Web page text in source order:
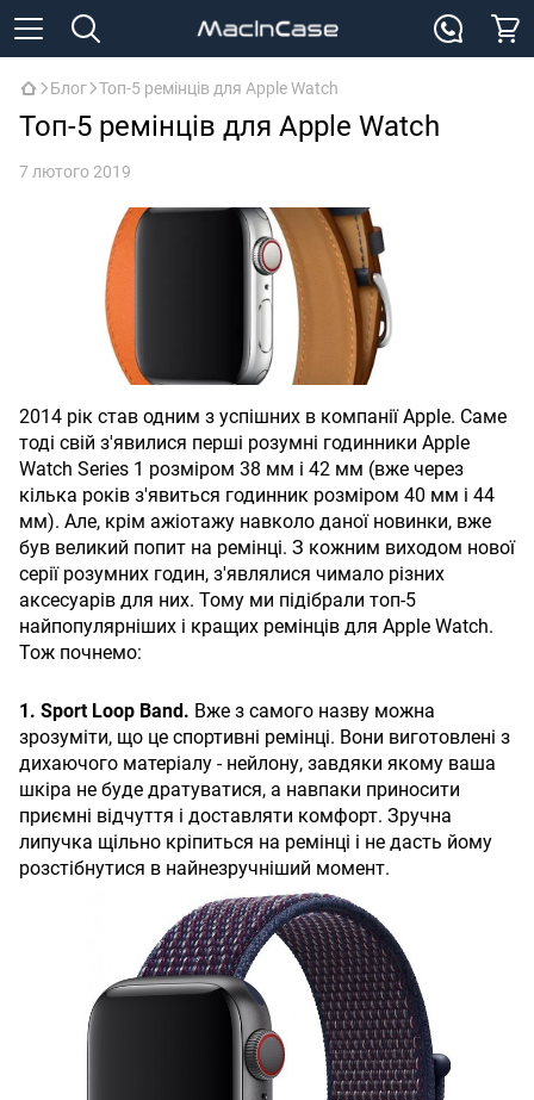
Блог Топ-5 ремінців для Apple Watch
Топ-5 ремінців для Apple Watch
7 лютого 2019
2014 рік став одним з успішних в компанії Apple. Саме
тоді свій з'явилися перші розумні годинники Apple
Watch Series 1 розміром 38 мм і 42 мм (вже через
кілька років з'явиться годинник розміром 40 мм і 44
мм). Але, крім ажіотажу навколо даної новинки, вже
був великий попит на ремінці. З кожним виходом нової
серії розумних годин, з'являлися чимало різних
аксесуарів для них. Тому ми підібрали топ-5
найпопулярніших і кращих ремінців для Apple Watch.
Тож почнемо:
1. Sport Loop Band. Вже з самого назву можна
зрозуміти, що це спортивні ремінці. Вони виготовлені з
дихаючого матеріалу - нейлону, завдяки якому ваша
шкіра не буде дратуватися, а навпаки приносити
приємні відчуття і доставляти комфорт. Зручна
липучка щільно кріпиться на ремінці і не дасть йому
розстібнутися в найнезручніший момент.